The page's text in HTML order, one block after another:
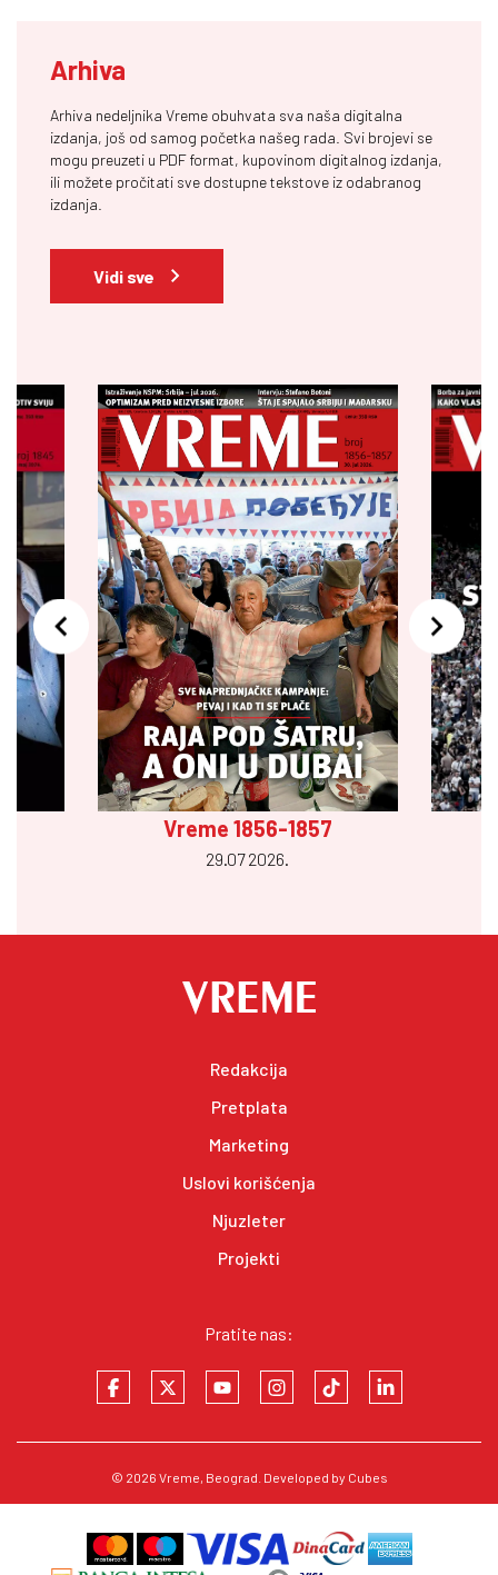
Arhiva
Arhiva nedeljnika Vreme obuhvata sva naša digitalna
izdanja, još od samog početka našeg rada. Svi brojevi se
mogu preuzeti u PDF format, kupovinom digitalnog izdanja,
ili možete pročitati sve dostupne tekstove iz odabranog
izdanja.
Vidi sve
Vreme 1856-1857
29.07 2026.
Redakcija
Pretplata
Marketing
Uslovi korišćenja
Njuzleter
Projekti
Pratite nas:
© 2026 Vreme, Beograd. Developed by Cubes